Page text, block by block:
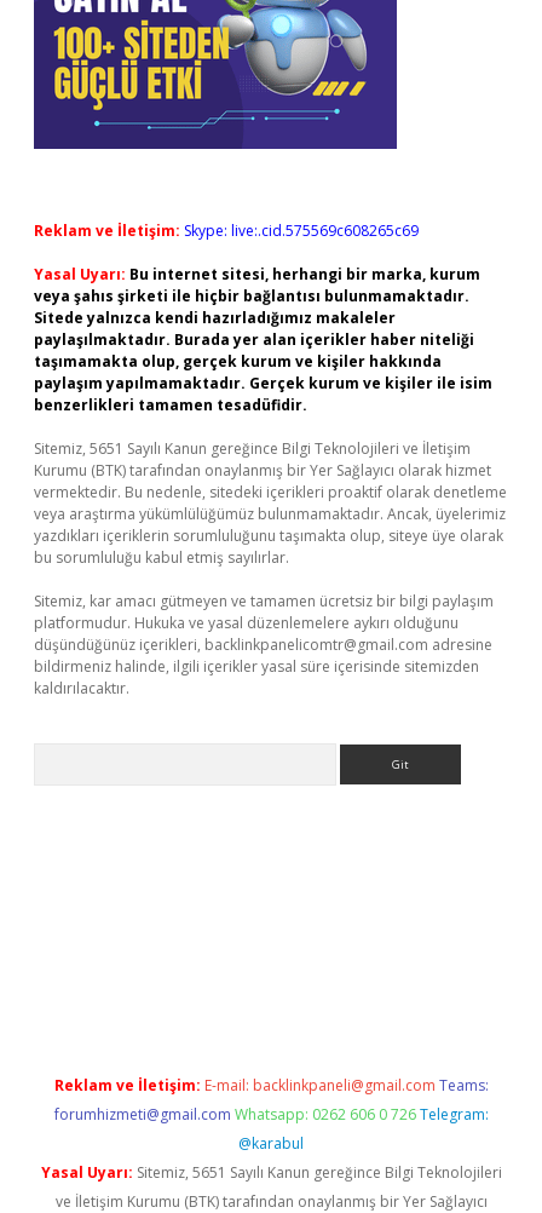
Reklam ve İletişim: Skype: live:.cid.575569c608265c69
Yasal Uyarı: Bu internet sitesi, herhangi bir marka, kurum
veya şahıs şirketi ile hiçbir bağlantısı bulunmamaktadır.
Sitede yalnızca kendi hazırladığımız makaleler
paylaşılmaktadır. Burada yer alan içerikler haber niteliği
taşımamakta olup, gerçek kurum ve kişiler hakkında
paylaşım yapılmamaktadır. Gerçek kurum ve kişiler ile isim
benzerlikleri tamamen tesadüfidir.
Sitemiz, 5651 Sayılı Kanun gereğince Bilgi Teknolojileri ve İletişim
Kurumu (BTK) tarafından onaylanmış bir Yer Sağlayıcı olarak hizmet
vermektedir. Bu nedenle, sitedeki içerikleri proaktif olarak denetleme
veya araştırma yükümlülüğümüz bulunmamaktadır. Ancak, üyelerimiz
yazdıkları içeriklerin sorumluluğunu taşımakta olup, siteye üye olarak
bu sorumluluğu kabul etmiş sayılırlar.
Sitemiz, kar amacı gütmeyen ve tamamen ücretsiz bir bilgi paylaşım
platformudur. Hukuka ve yasal düzenlemelere aykırı olduğunu
düşündüğünüz içerikleri, backlinkpanelicomtr@gmail.com adresine
bildirmeniz halinde, ilgili içerikler yasal süre içerisinde sitemizden
kaldırılacaktır.
Reklam ve İletişim: E-mail: backlinkpaneli@gmail.com Teams:
forumhizmeti@gmail.com Whatsapp: 0262 606 0 726 Telegram:
@karabul
Yasal Uyarı: Sitemiz, 5651 Sayılı Kanun gereğince Bilgi Teknolojileri
ve İletişim Kurumu (BTK) tarafından onaylanmış bir Yer Sağlayıcı